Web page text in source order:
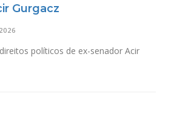
Gurgacz
políticos de ex-senador Acir